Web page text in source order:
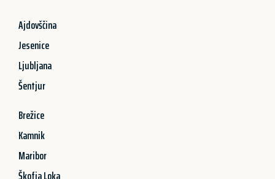
Ajdovščina
Jesenice
Ljubljana
Šentjur
Brežice
Kamnik
Maribor